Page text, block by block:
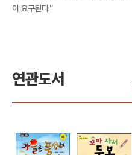
이 요구된다.”
연관도서